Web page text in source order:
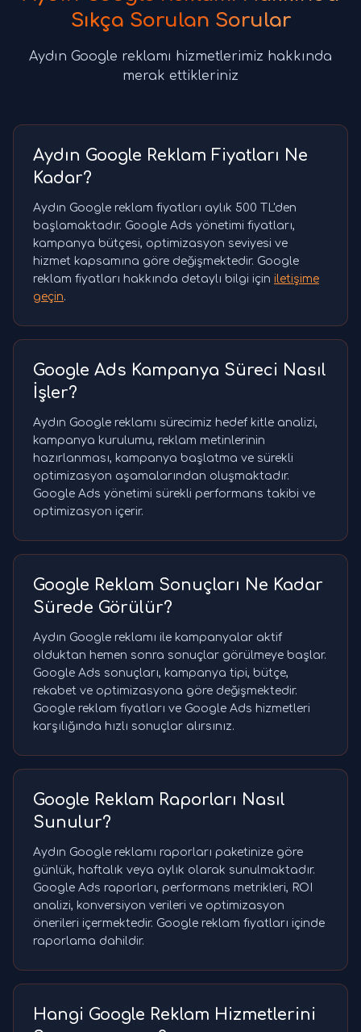
Sıkça Sorulan Sorular
Aydın Google reklamı hizmetlerimiz hakkında
merak ettikleriniz
Aydın Google Reklam Fiyatları Ne
Kadar?
Aydın Google reklam fiyatları aylık 500 TL'den
başlamaktadır. Google Ads yönetimi fiyatları,
kampanya bütçesi, optimizasyon seviyesi ve
hizmet kapsamına göre değişmektedir. Google
reklam fiyatları hakkında detaylı bilgi için iletişime
geçin.
Google Ads Kampanya Süreci Nasıl
İşler?
Aydın Google reklamı sürecimiz hedef kitle analizi,
kampanya kurulumu, reklam metinlerinin
hazırlanması, kampanya başlatma ve sürekli
optimizasyon aşamalarından oluşmaktadır.
Google Ads yönetimi sürekli performans takibi ve
optimizasyon içerir.
Google Reklam Sonuçları Ne Kadar
Sürede Görülür?
Aydın Google reklamı ile kampanyalar aktif
olduktan hemen sonra sonuçlar görülmeye başlar.
Google Ads sonuçları, kampanya tipi, bütçe,
rekabet ve optimizasyona göre değişmektedir.
Google reklam fiyatları ve Google Ads hizmetleri
karşılığında hızlı sonuçlar alırsınız.
Google Reklam Raporları Nasıl
Sunulur?
Aydın Google reklamı raporları paketinize göre
günlük, haftalık veya aylık olarak sunulmaktadır.
Google Ads raporları, performans metrikleri, ROI
analizi, konversiyon verileri ve optimizasyon
önerileri içermektedir. Google reklam fiyatları içinde
raporlama dahildir.
Hangi Google Reklam Hizmetlerini